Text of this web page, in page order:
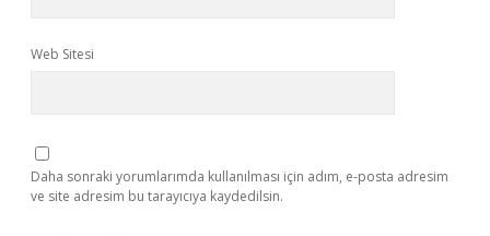
Web Sitesi
Daha sonraki yorumlarımda kullanılması için adım, e-posta adresim
ve site adresim bu tarayıcıya kaydedilsin.